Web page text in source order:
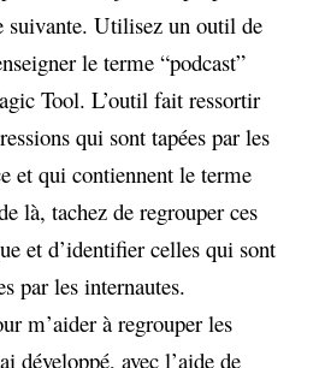
suivante. Utilisez un outil de
le terme “podcast”
Tool. L’outil fait ressortir
qui sont tapées par les
et qui contiennent le terme
là, tachez de regrouper ces
et d’identifier celles qui sont
par les internautes.
m’aider à regrouper les
développé, avec l’aide de